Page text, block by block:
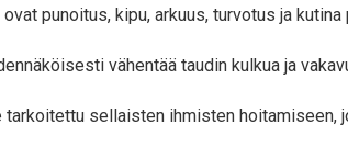
punoitus, kipu, arkuus, turvotus ja
vähentää taudin kulkua ja
sellaisten ihmisten hoitamiseen,